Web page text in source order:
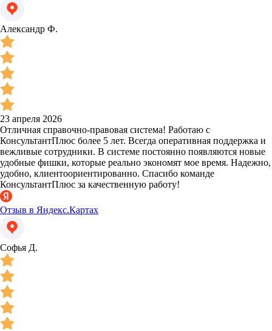
Александр Ф.
23 апреля 2026
Отличная справочно-правовая система! Работаю с
КонсультантПлюс более 5 лет. Всегда оперативная поддержка и
вежливые сотрудники. В системе постоянно появляются новые
удобные фишки, которые реально экономят мое время. Надежно,
удобно, клиентоориентированно. Спасибо команде
КонсультантПлюс за качественную работу!
Отзыв в Яндекс.Картах
Софья Д.